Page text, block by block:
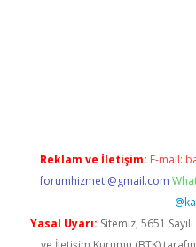
Reklam ve İletişim: E-mail:
forumhizmeti@gmail.com
Yasal Uyarı: Sitemiz, 5651